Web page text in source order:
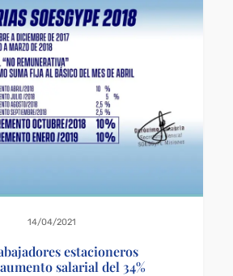
14/04/2021
estacioneros
salarial del 34%